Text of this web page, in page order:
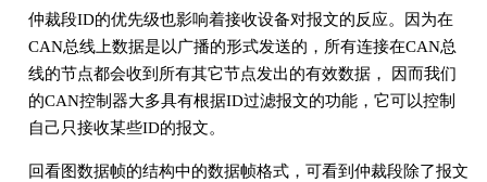
仲裁段ID的优先级也影响着接收设备对报文的反应。因为在
CAN总线上数据是以广播的形式发送的，所有连接在CAN总
线的节点都会收到所有其它节点发出的有效数据， 因而我们
的CAN控制器大多具有根据ID过滤报文的功能，它可以控制
自己只接收某些ID的报文。
回看图数据帧的结构中的数据帧格式，可看到仲裁段除了报文